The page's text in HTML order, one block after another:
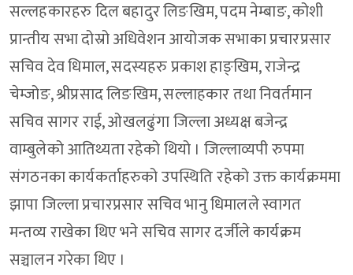
सल्लहकारहरु दिल बहादुर लिङखिम, पदम नेम्बाङ, कोशी
प्रान्तीय सभा दोस्रो अधिवेशन आयोजक सभाका प्रचारप्रसार
सचिव देव धिमाल, सदस्यहरु प्रकाश हाङ्खिम, राजेन्द्र
चेम्जोङ, श्रीप्रसाद लिङखिम, सल्लाहकार तथा निवर्तमान
सचिव सागर राई, ओखलढुंगा जिल्ला अध्यक्ष बजेन्द्र
वाम्बुलेको आतिथ्यता रहेको थियो । जिल्लाव्यपी रुपमा
संगठनका कार्यकर्ताहरुको उपस्थिति रहेको उक्त कार्यक्रममा
झापा जिल्ला प्रचारप्रसार सचिव भानु धिमालले स्वागत
मन्तव्य राखेका थिए भने सचिव सागर दर्जीले कार्यक्रम
सञ्चालन गरेका थिए ।